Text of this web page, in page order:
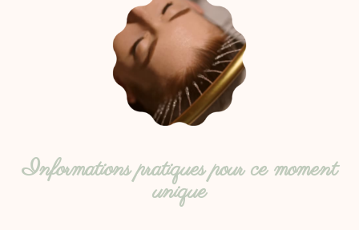
Informations pratiques pour ce moment
unique